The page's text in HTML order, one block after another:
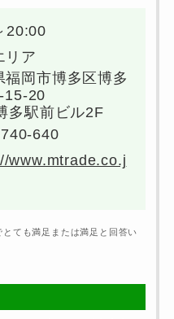
20:00
リア
福岡市博多区博多
15-20
多駅前ビル2F
640
www.mtrade.co.j
ても満足または満足と回答い